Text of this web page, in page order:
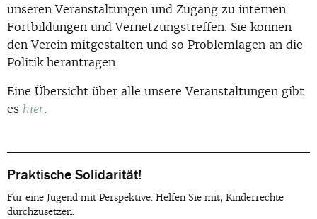
unseren Veranstaltungen und Zugang zu internen
Fortbildungen und Vernetzungstreffen. Sie können
den Verein mitgestalten und so Problemlagen an die
Politik herantragen.
Eine Übersicht über alle unsere Veranstaltungen gibt
es hier.
Praktische Solidarität!
Für eine Jugend mit Perspektive. Helfen Sie mit, Kinderrechte
durchzusetzen.